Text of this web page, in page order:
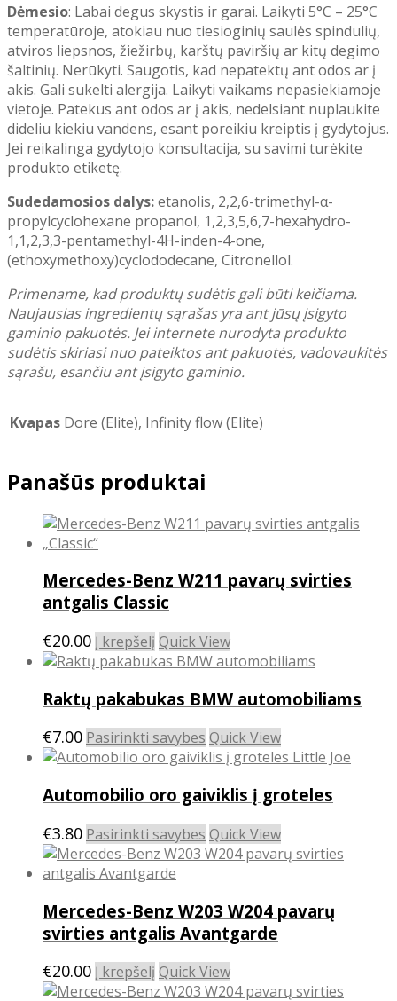
Dėmesio: Labai degus skystis ir garai. Laikyti 5°C – 25°C
temperatūroje, atokiau nuo tiesioginių saulės spindulių,
atviros liepsnos, žiežirbų, karštų paviršių ar kitų degimo
šaltinių. Nerūkyti. Saugotis, kad nepatektų ant odos ar į
akis. Gali sukelti alergija. Laikyti vaikams nepasiekiamoje
vietoje. Patekus ant odos ar į akis, nedelsiant nuplaukite
dideliu kiekiu vandens, esant poreikiu kreiptis į gydytojus.
Jei reikalinga gydytojo konsultacija, su savimi turėkite
produkto etiketę.
Sudedamosios dalys:etanolis, 2,2,6-trimethyl-α-
propylcyclohexane propanol, 1,2,3,5,6,7-hexahydro-
1,1,2,3,3-pentamethyl-4H-inden-4-one,
(ethoxymethoxy)cyclododecane, Citronellol.
Primename, kad produktų sudėtis gali būti keičiama.
Naujausias ingredientų sąrašas yra ant jūsų įsigyto
gaminio pakuotės. Jei internete nurodyta produkto
sudėtis skiriasi nuo pateiktos ant pakuotės, vadovaukitės
sąrašu, esančiu ant įsigyto gaminio.
Kvapas Dore (Elite), Infinity flow (Elite)
Panašūs produktai
Mercedes-Benz W211 pavarų svirties
antgalis Classic
€20.00 Į krepšelį Quick View
Raktų pakabukas BMW automobiliams
€7.00 Pasirinkti savybes This
product
multiple
The
options
chosen
on
product
page
Quick View
Automobilio oro gaiviklis į groteles
€3.80 Pasirinkti savybes This
product
variants.
The
options
may
be
Quick View
Mercedes-Benz W203 W204 pavarų
svirties antgalis Avantgarde
€20.00 Į krepšelį Quick View